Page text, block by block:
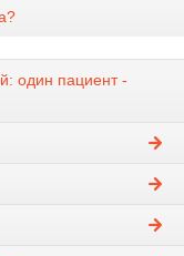
один пациент -